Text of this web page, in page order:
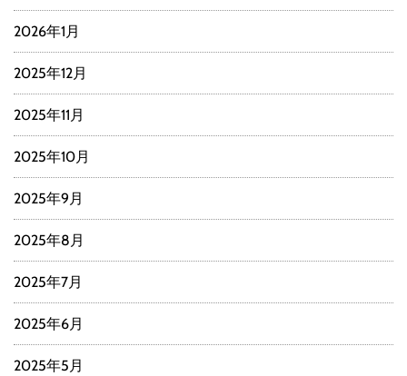
2026年1月
2025年12月
2025年11月
2025年10月
2025年9月
2025年8月
2025年7月
2025年6月
2025年5月